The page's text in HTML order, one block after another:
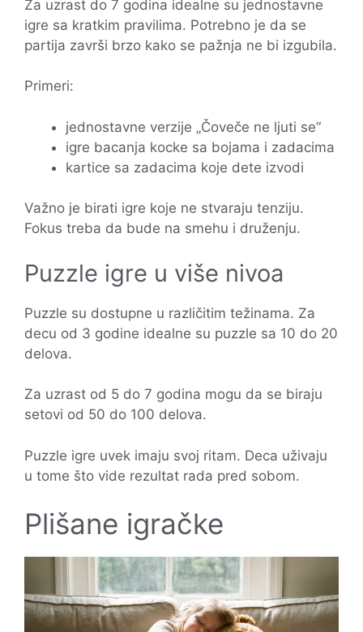
Za uzrast do 7 godina idealne su jednostavne
igre sa kratkim pravilima. Potrebno je da se
partija završi brzo kako se pažnja ne bi izgubila.
Primeri:
jednostavne verzije „Čoveče ne ljuti se“
igre bacanja kocke sa bojama i zadacima
kartice sa zadacima koje dete izvodi
Važno je birati igre koje ne stvaraju tenziju.
Fokus treba da bude na smehu i druženju.
Puzzle igre u više nivoa
Puzzle su dostupne u različitim težinama. Za
decu od 3 godine idealne su puzzle sa 10 do 20
delova.
Za uzrast od 5 do 7 godina mogu da se biraju
setovi od 50 do 100 delova.
Puzzle igre uvek imaju svoj ritam. Deca uživaju
u tome što vide rezultat rada pred sobom.
Plišane igračke